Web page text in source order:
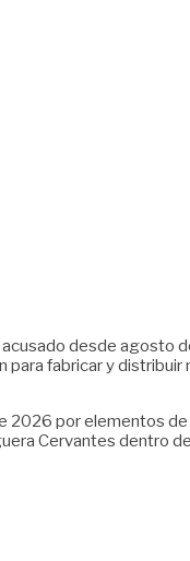
desde
fabricar y
2026 por elementos
Cervantes dentro